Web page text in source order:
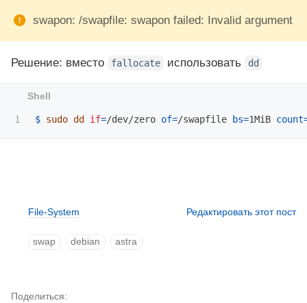
swapon: /swapfile: swapon failed: Invalid argument
Решение: вместо fallocate использовать dd
$ sudo dd if=/dev/zero of=/swapfile bs=1MiB count
File-System Редактировать этот пост
swap debian astra
Поделиться